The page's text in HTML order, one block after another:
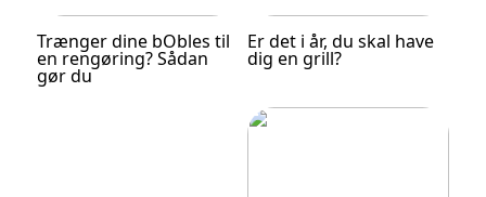
Trænger dine bObles til
en rengøring? Sådan
gør du
Er det i år, du skal have
dig en grill?